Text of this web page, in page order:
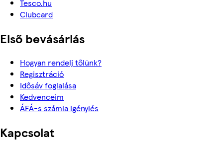
Tesco.hu
Clubcard
Első bevásárlás
Hogyan rendelj tőlünk?
Regisztráció
Idősáv foglalása
Kedvenceim
ÁFÁ-s számla igénylés
Kapcsolat